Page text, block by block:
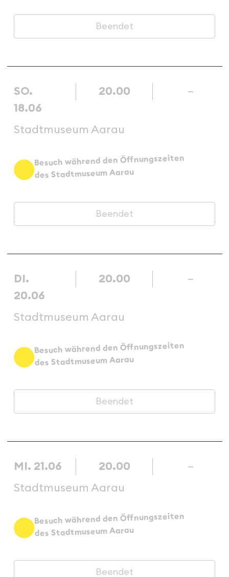
Beendet
SO.
18.06
20.00 –
Stadtmuseum Aarau
Besuch während den Öffnungszeiten
des Stadtmuseum Aarau
Beendet
DI.
20.06
20.00 –
Stadtmuseum Aarau
Besuch während den Öffnungszeiten
des Stadtmuseum Aarau
Beendet
MI. 21.06 20.00
–
Stadtmuseum Aarau
Besuch während den Öffnungszeiten
des Stadtmuseum Aarau
Beendet